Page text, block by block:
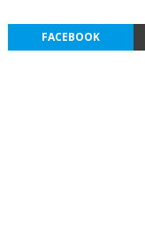
FACEBOOK